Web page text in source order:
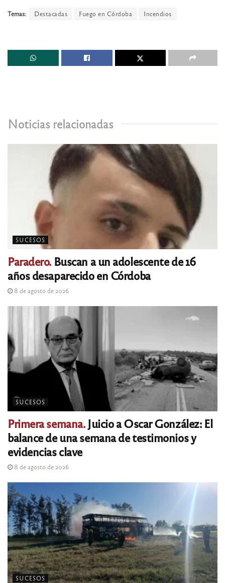
Temas: Destacadas Fuego en Córdoba Incendios
Noticias relacionadas
SUCESOS
Paradero. Buscan a un adolescente de 16
años desaparecido en Córdoba
8 de agosto de 2026
SUCESOS
Primera semana.Juicio a Oscar González: El
balance de una semana de testimonios y
evidencias clave
8 de agosto de 2026
SUCESOS